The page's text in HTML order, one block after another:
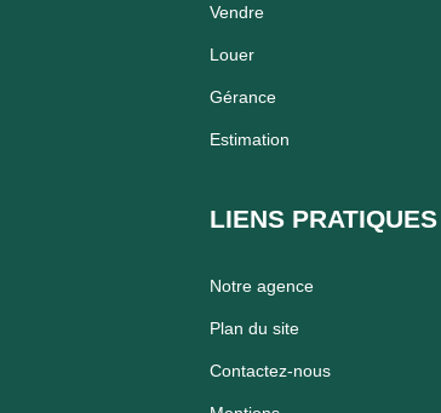
Vendre
Louer
Gérance
Estimation
LIENS PRATIQUES
Notre agence
Plan du site
Contactez-nous